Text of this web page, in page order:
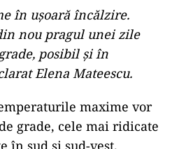
în ușoară încălzire.
nou pragul unei zile
posibil și în
Elena Mateescu.
maxime vor
grade, cele mai ridicate